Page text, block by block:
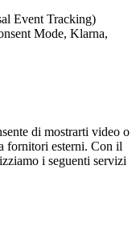
Event Tracking)
Mode, Klarna,
di mostrarti video o
fornitori esterni. Con il
i seguenti servizi